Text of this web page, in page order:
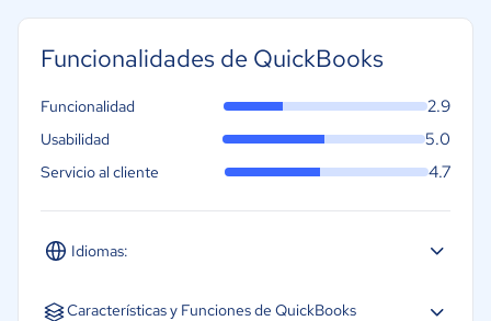
Funcionalidades de QuickBooks
Idiomas:
Español Inglés
Funcionalidad 2.9
Usabilidad 5.0
Servicio al cliente 4.7
Características y Funciones de QuickBooks